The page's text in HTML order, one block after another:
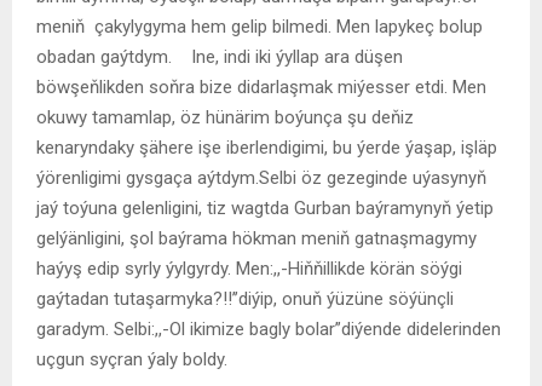
meniň çakylygyma hem gelip bilmedi. Men lapykeç bolup
obadan gaýtdym. Ine, indi iki ýyllap ara düşen
böwşeňlikden soňra bize didarlaşmak miýesser etdi. Men
okuwy tamamlap, öz hünärim boýunça şu deňiz
kenaryndaky şähere işe iberlendigimi, bu ýerde ýaşap, işläp
ýörenligimi gysgaça aýtdym.Selbi öz gezeginde uýasynyň
jaý toýuna gelenligini, tiz wagtda Gurban baýramynyň ýetip
gelýänligini, şol baýrama hökman meniň gatnaşmagymy
haýyş edip syrly ýylgyrdy. Men:,,-Hiňňillikde körän söýgi
gaýtadan tutaşarmyka?!!’’diýip, onuň ýüzüne söýünçli
garadym. Selbi:,,-Ol ikimize bagly bolar”diýende didelerinden
uçgun syçran ýaly boldy.